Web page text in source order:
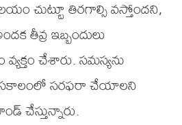
చుట్టూ తిరగాల్సి వస్తోందని,
తీవ్ర ఇబ్బందులు
చేశారు. సమస్యను
సకాలంలో సరఫరా చేయాలని
చేస్తున్నారు.